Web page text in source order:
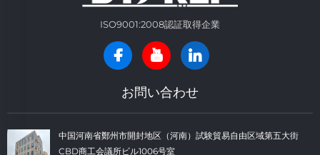
ISO9001:2008認証取得企業
お問い合わせ
中国河南省鄭州市開封地区（河南）試験貿易自由区域第五大街
CBD商工会議所ビル1006号室